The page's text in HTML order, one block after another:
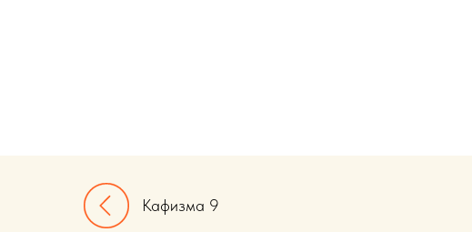
Кафизма 9